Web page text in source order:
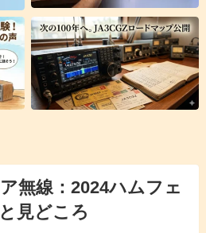
無線：2024ハムフェ
見どころ